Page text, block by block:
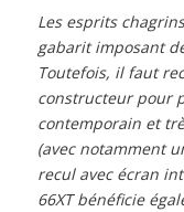
Les esprits
gabarit imposant
Toutefois, il faut
constructeur pour
contemporain et
(avec notamment
recul avec écran
66XT bénéficie